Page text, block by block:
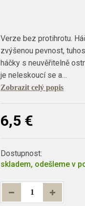
Verze bez protihrotu.
zvýšenou pevnost,
háčky s neuvěřitelně
je neleskoucí se a…
Zobrazit celý popis
6,5 €
Dostupnost:
skladem, odešleme v